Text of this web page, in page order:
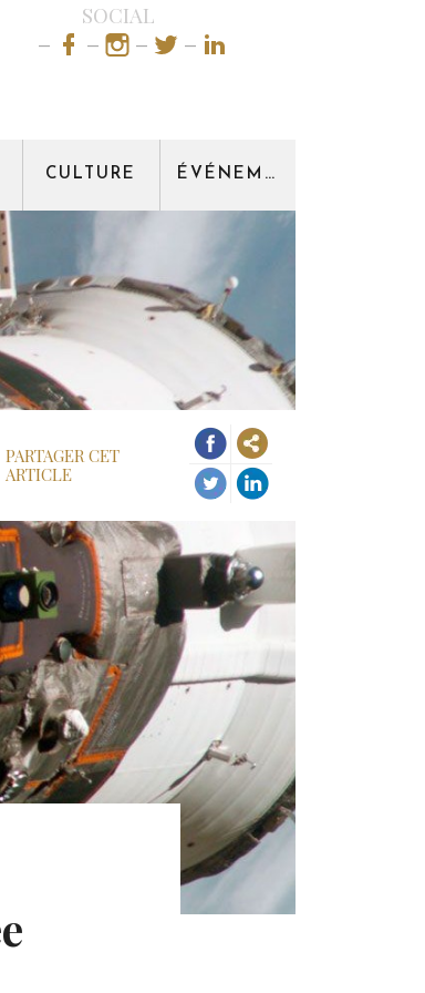
SOCIAL
CULTURE ÉVÉNEMENT
PARTAGER CET
ARTICLE